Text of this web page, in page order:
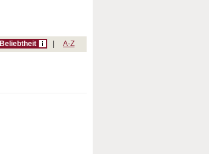
Beliebtheit A-Z